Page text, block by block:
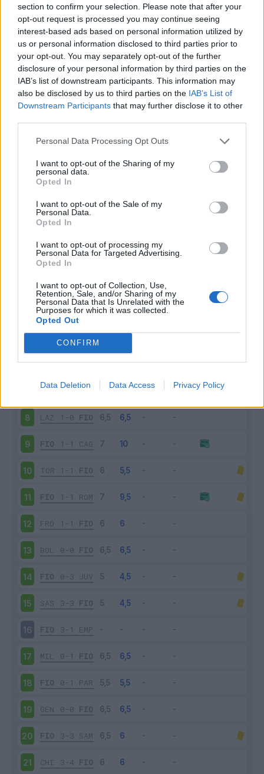
section to confirm your selection. Please note that after your
opt-out request is processed you may continue seeing
interest-based ads based on personal information utilized by
us or personal information disclosed to third parties prior to
your opt-out. You may separately opt-out of the further
disclosure of your personal information by third parties on the
IAB’s list of downstream participants. This information may
also be disclosed by us to third parties on the IAB’s List of
Downstream Participants that may further disclose it to other
Personal Data Processing Opt Outs
I want to opt-out of the Sharing of my
personal data.
Opted In
I want to opt-out of the Sale of my
Personal Data.
Opted In
I want to opt-out of processing my
Personal Data for Targeted Advertising.
Opted In
I want to opt-out of Collection, Use,
Retention, Sale, and/or Sharing of my
Personal Data that Is Unrelated with the
Purposes for which it was collected.
Opted Out
CONFIRM
Data Deletion Data Access Privacy Policy
0 - 0
Squalificato 0 - 0%
Infortunato 0 - 0
Inutilizzato 5 - 13%
Scarica riepilogo
stagionale
Giornata Entrato Bonus/Malus
FIO 6-1 CHI
FIO 1-0 UDI
NAP 1-0 FIO
3-0 SPA
6 INT 2-1 FIO
FIO 2-0 ATA
8 LAZ 1-0 FIO
9 FIO 1-1 CAG
10 TOR 1-1 FIO
11 FIO 1-1 ROM
12 FRO 1-1 FIO
13 BOL 0-0 FIO
14 FIO 0-3 JUV
15 SAS 3-3 FIO
16 FIO 3-1 EMP
17 MIL 0-1 FIO
18 FIO 0-1 PAR
19 GEN 0-0 FIO
20 FIO 3-3 SAM
21 CHI 3-4 FIO